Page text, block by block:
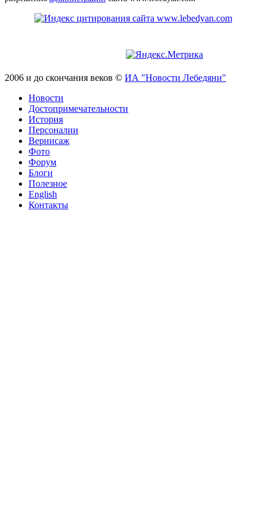
2006 и до скончания веков © ИА "Новости Лебедяни"
Новости
Достопримечательности
История
Персоналии
Вернисаж
Фото
Форум
Блоги
Полезное
English
Контакты